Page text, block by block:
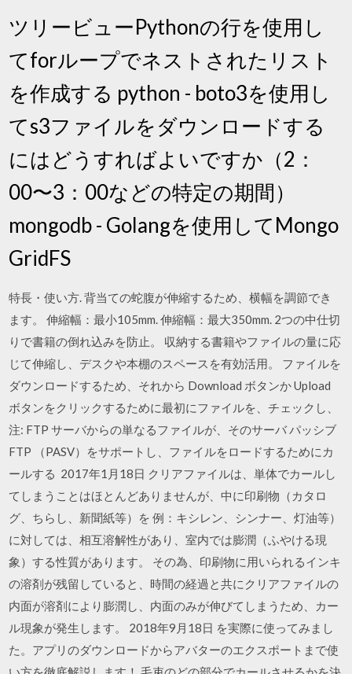
ツリービューPythonの行を使用し
てforループでネストされたリスト
を作成する python - boto3を使用し
てs3ファイルをダウンロードする
にはどうすればよいですか（2：
00〜3：00などの特定の期間）
mongodb - Golangを使用してMongo
GridFS
特長・使い方. 背当ての蛇腹が伸縮するため、横幅を調節でき
ます。 伸縮幅：最小105mm. 伸縮幅：最大350mm. 2つの中仕切
りで書籍の倒れ込みを防止。 収納する書籍やファイルの量に応
じて伸縮し、デスクや本棚のスペースを有効活用。 ファイルを
ダウンロードするため、それから Download ボタンか Upload
ボタンをクリックするために最初にファイルを、チェックし、
注: FTP サーバからの単なるファイルが、そのサーバ パッシブ
FTP （PASV）をサポートし、ファイルをロードするためにカ
ールする 2017年1月18日 クリアファイルは、単体でカールし
てしまうことはほとんどありませんが、中に印刷物（カタロ
グ、ちらし、新聞紙等）を 例：キシレン、シンナー、灯油等）
に対しては、相互溶解性があり、室内では膨潤（ふやける現
象）する性質があります。 その為、印刷物に用いられるインキ
の溶剤が残留していると、時間の経過と共にクリアファイルの
内面が溶剤により膨潤し、内面のみが伸びてしまうため、カー
ル現象が発生します。 2018年9月18日 を実際に使ってみまし
た。アプリのダウンロードからアバターのエクスポートまで使